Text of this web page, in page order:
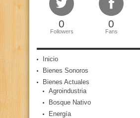
0
Followers
0
Fans
Inicio
Bienes Sonoros
Bienes Actuales
Agroindustria
Bosque Nativo
Energía